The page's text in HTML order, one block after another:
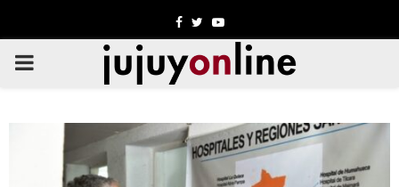
Facebook
TwitterYoutube
PRIMARY